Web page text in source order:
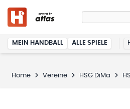
MEIN HANDBALL ALLE SPIELE
Home Vereine HSG DiMa